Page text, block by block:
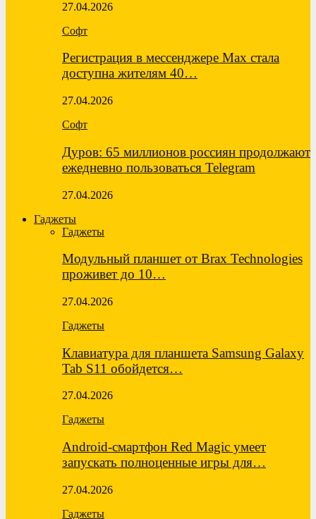
27.04.2026
Софт
Регистрация в мессенджере Max стала
доступна жителям 40…
27.04.2026
Софт
Дуров: 65 миллионов россиян продолжают
ежедневно пользоваться Telegram
27.04.2026
Гаджеты
Гаджеты
Модульный планшет от Brax Technologies
проживет до 10…
27.04.2026
Гаджеты
Клавиатура для планшета Samsung Galaxy
Tab S11 обойдется…
27.04.2026
Гаджеты
Android-смартфон Red Magic умеет
запускать полноценные игры для…
27.04.2026
Гаджеты